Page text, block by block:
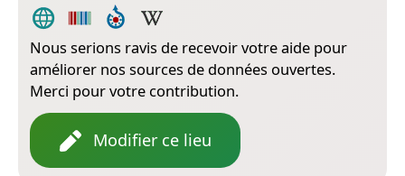
Nous serions ravis de recevoir votre aide pour
améliorer nos sources de données ouvertes.
Merci pour votre contribution.
Modifier ce lieu